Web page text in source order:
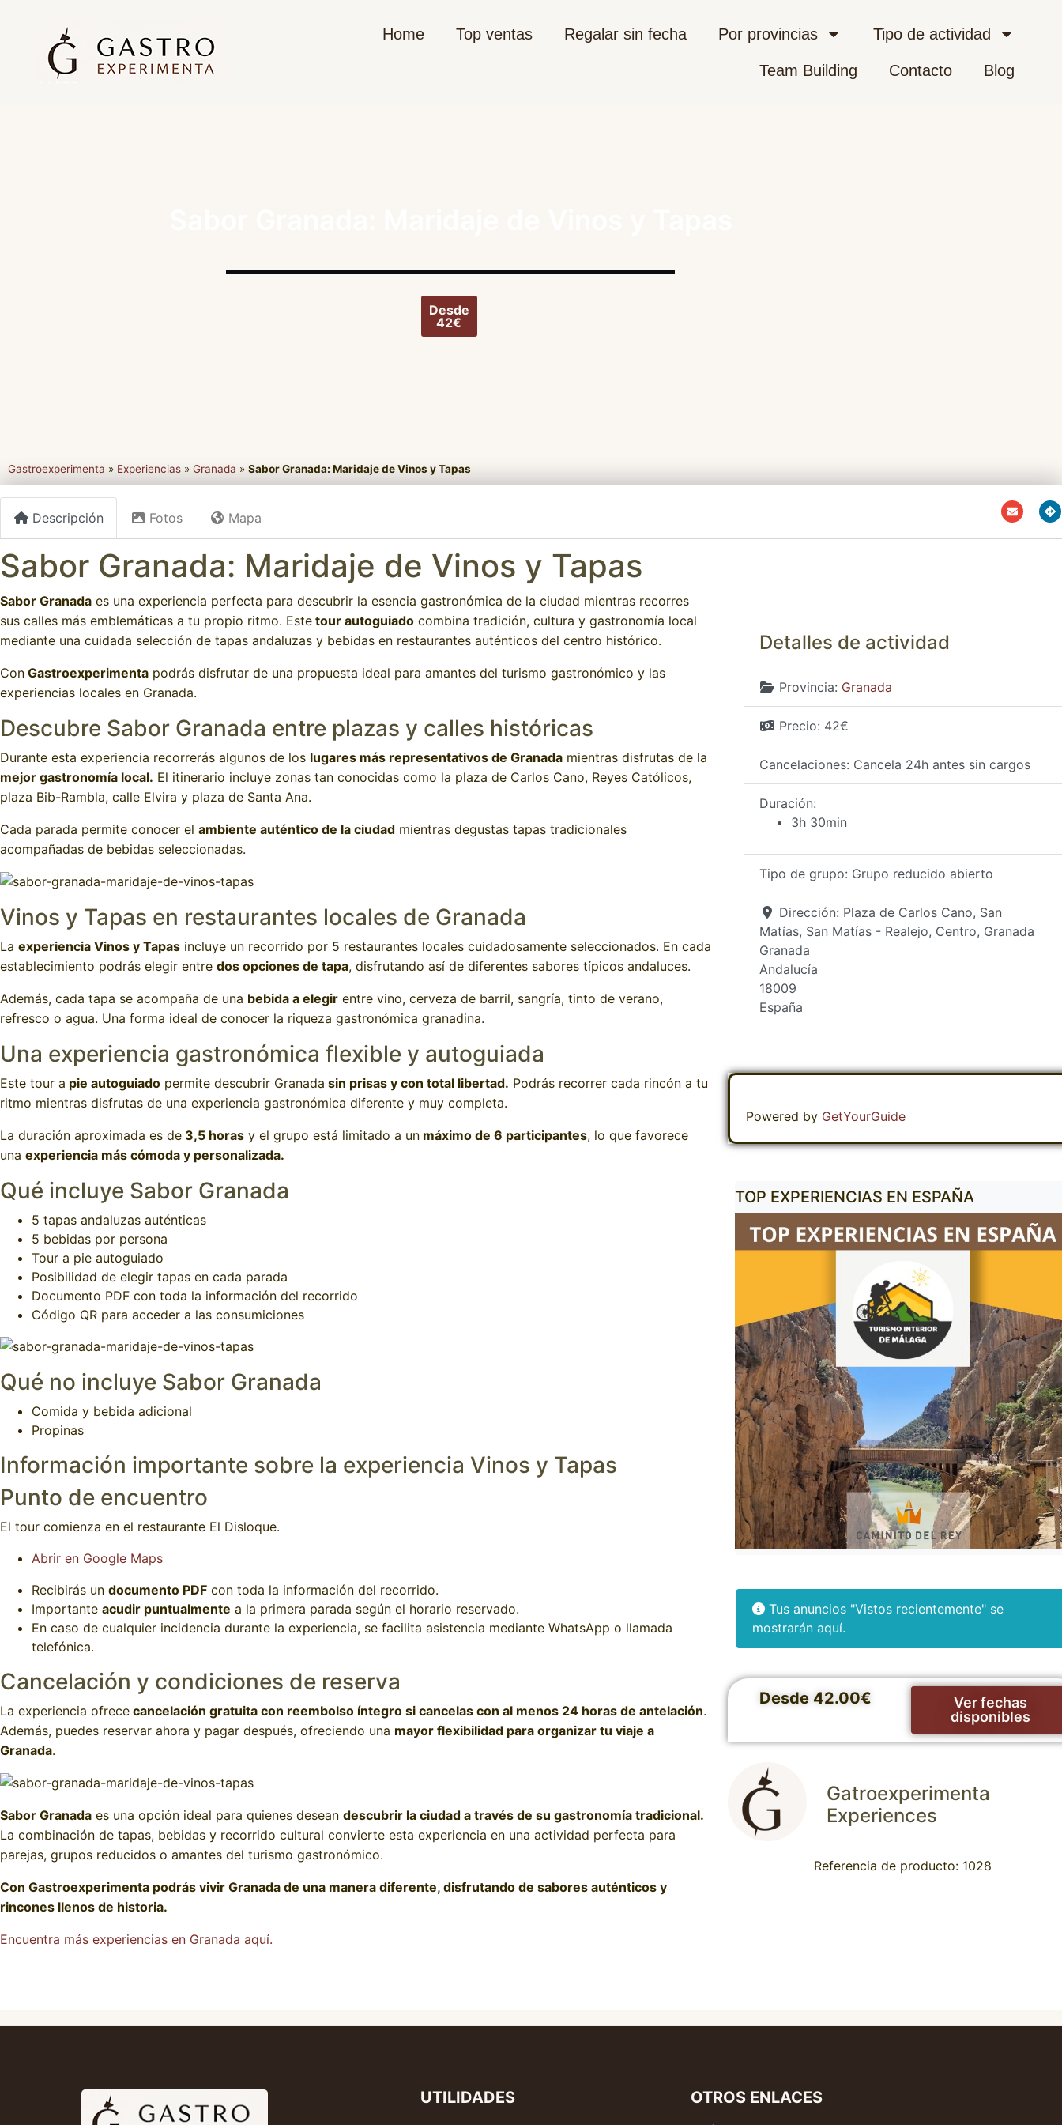
Home Top ventas Regalar sin fecha Por provincias Tipo de actividad
Team Building Contacto Blog
Desde
42€
Gastroexperimenta » Experiencias » Granada » Sabor Granada: Maridaje de Vinos y Tapas
Descripción Fotos Mapa
Sabor Granada: Maridaje de Vinos y Tapas
Sabor Granada es una experiencia perfecta para descubrir la esencia gastronómica de la ciudad mientras recorres
sus calles más emblemáticas a tu propio ritmo. Este tour autoguiado combina tradición, cultura y gastronomía local
mediante una cuidada selección de tapas andaluzas y bebidas en restaurantes auténticos del centro histórico.
Con Gastroexperimenta podrás disfrutar de una propuesta ideal para amantes del turismo gastronómico y las
experiencias locales en Granada.
Descubre Sabor Granada entre plazas y calles históricas
Durante esta experiencia recorrerás algunos de los lugares más representativos de Granada mientras disfrutas de la
mejor gastronomía local. El itinerario incluye zonas tan conocidas como la plaza de Carlos Cano, Reyes Católicos,
plaza Bib-Rambla, calle Elvira y plaza de Santa Ana.
Cada parada permite conocer el ambiente auténtico de la ciudad mientras degustas tapas tradicionales
acompañadas de bebidas seleccionadas.
Vinos y Tapas en restaurantes locales de Granada
La experiencia Vinos y Tapas incluye un recorrido por 5 restaurantes locales cuidadosamente seleccionados. En cada
establecimiento podrás elegir entre dos opciones de tapa, disfrutando así de diferentes sabores típicos andaluces.
Además, cada tapa se acompaña de una bebida a elegir entre vino, cerveza de barril, sangría, tinto de verano,
refresco o agua. Una forma ideal de conocer la riqueza gastronómica granadina.
Una experiencia gastronómica flexible y autoguiada
Este tour a pie autoguiado permite descubrir Granada sin prisas y con total libertad. Podrás recorrer cada rincón a tu
ritmo mientras disfrutas de una experiencia gastronómica diferente y muy completa.
La duración aproximada es de 3,5 horas y el grupo está limitado a un máximo de 6 participantes, lo que favorece
una experiencia más cómoda y personalizada.
Qué incluye Sabor Granada
5 tapas andaluzas auténticas
5 bebidas por persona
Tour a pie autoguiado
Posibilidad de elegir tapas en cada parada
Documento PDF con toda la información del recorrido
Código QR para acceder a las consumiciones
Qué no incluye Sabor Granada
Comida y bebida adicional
Propinas
Información importante sobre la experiencia Vinos y Tapas
Punto de encuentro
El tour comienza en el restaurante El Disloque.
Abrir en Google Maps
Recibirás un documento PDF con toda la información del recorrido.
Importante acudir puntualmente a la primera parada según el horario reservado.
En caso de cualquier incidencia durante la experiencia, se facilita asistencia mediante WhatsApp o llamada
telefónica.
Cancelación y condiciones de reserva
La experiencia ofrece cancelación gratuita con reembolso íntegro si cancelas con al menos 24 horas de antelación.
Además, puedes reservar ahora y pagar después, ofreciendo una mayor flexibilidad para organizar tu viaje a
Granada.
Sabor Granada es una opción ideal para quienes desean descubrir la ciudad a través de su gastronomía tradicional.
La combinación de tapas, bebidas y recorrido cultural convierte esta experiencia en una actividad perfecta para
parejas, grupos reducidos o amantes del turismo gastronómico.
Con Gastroexperimenta podrás vivir Granada de una manera diferente, disfrutando de sabores auténticos y
rincones llenos de historia.
Encuentra más experiencias en Granada aquí.
Detalles de actividad
Provincia: Granada
Precio: 42€
Cancelaciones: Cancela 24h antes sin cargos
Duración:
3h 30min
Tipo de grupo: Grupo reducido abierto
Dirección: Plaza de Carlos Cano, San
Matías, San Matías - Realejo, Centro, Granada
Granada
Andalucía
18009
España
Powered by GetYourGuide
TOP EXPERIENCIAS EN ESPAÑA
Tus anuncios "Vistos recientemente" se
mostrarán aquí.
Desde 42.00€
Ver fechas
disponibles
Gatroexperimenta
Experiences
Referencia de producto: 1028
UTILIDADES OTROS ENLACES